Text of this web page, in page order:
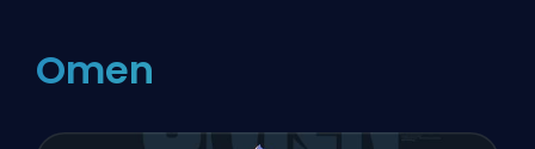
Omen